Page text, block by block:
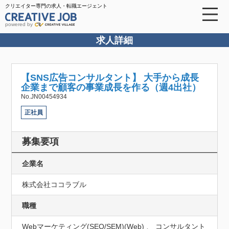
クリエイター専門の求人・転職エージェント
powered by
求人詳細
【SNS広告コンサルタント】 大手から成長
企業まで顧客の事業成長を作る（週4出社）
No.JN00454934
正社員
募集要項
企業名
株式会社ココラブル
職種
Webマーケティング(SEO/SEM)(Web) 、 コンサルタント